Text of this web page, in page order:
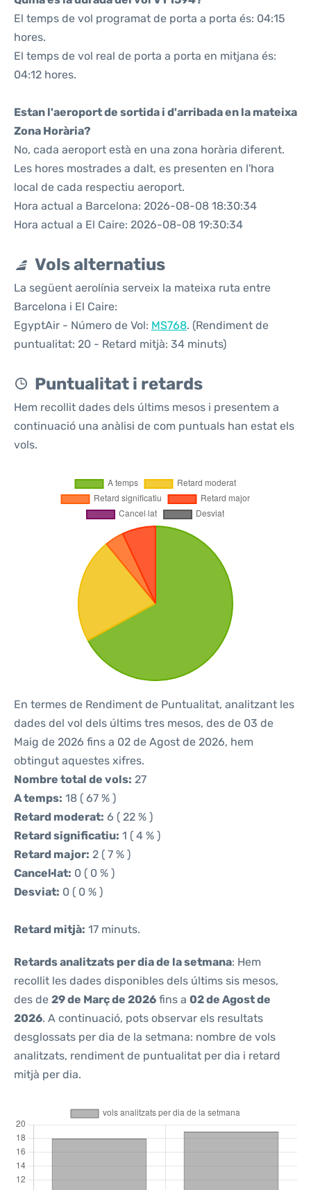
El temps de vol programat de porta a porta és: 04:15
hores.
El temps de vol real de porta a porta en mitjana és:
04:12 hores.
Estan l'aeroport de sortida i d'arribada en la mateixa
Zona Horària?
No, cada aeroport està en una zona horària diferent.
Les hores mostrades a dalt, es presenten en l'hora
local de cada respectiu aeroport.
Hora actual a Barcelona: 2026-08-08 18:30:34
Hora actual a El Caire: 2026-08-08 19:30:34
Vols alternatius
La següent aerolínia serveix la mateixa ruta entre
Barcelona i El Caire:
EgyptAir - Número de Vol: MS768. (Rendiment de
puntualitat: 20 - Retard mitjà: 34 minuts)
Puntualitat i retards
Hem recollit dades dels últims mesos i presentem a
continuació una anàlisi de com puntuals han estat els
vols.
En termes de Rendiment de Puntualitat, analitzant les
dades del vol dels últims tres mesos, des de 03 de
Maig de 2026 fins a 02 de Agost de 2026, hem
obtingut aquestes xifres.
Nombre total de vols: 27
A temps: 18 ( 67 % )
Retard moderat: 6 ( 22 % )
Retard significatiu: 1 ( 4 % )
Retard major: 2 ( 7 % )
Cancel·lat: 0 ( 0 % )
Desviat: 0 ( 0 % )
Retard mitjà: 17 minuts.
Retards analitzats per dia de la setmana: Hem
recollit les dades disponibles dels últims sis mesos,
des de 29 de Març de 2026 fins a 02 de Agost de
2026. A continuació, pots observar els resultats
desglossats per dia de la setmana: nombre de vols
analitzats, rendiment de puntualitat per dia i retard
mitjà per dia.